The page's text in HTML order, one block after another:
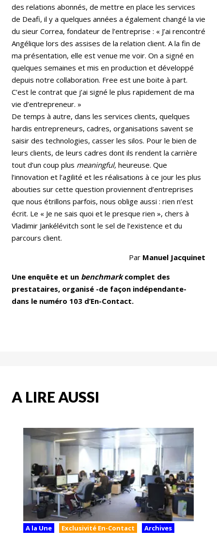
des relations abonnés, de mettre en place les services
de Deafi, il y a quelques années a également changé la vie
du sieur Correa, fondateur de l’entreprise : « J’ai rencontré
Angélique lors des assises de la relation client. A la fin de
ma présentation, elle est venue me voir. On a signé en
quelques semaines et mis en production et développé
depuis notre collaboration. Free est une boite à part.
C’est le contrat que j’ai signé le plus rapidement de ma
vie d’entrepreneur. »
De temps à autre, dans les services clients, quelques
hardis entrepreneurs, cadres, organisations savent se
saisir des technologies, casser les silos. Pour le bien de
leurs clients, de leurs cadres dont ils rendent la carrière
tout d’un coup plus meaningful, heureuse. Que
l’innovation et l’agilité et les réalisations à ce jour les plus
abouties sur cette question proviennent d’entreprises
que nous étrillons parfois, nous oblige aussi : rien n’est
écrit. Le « Je ne sais quoi et le presque rien », chers à
Vladimir Jankélévitch sont le sel de l’existence et du
parcours client.
Par Manuel Jacquinet
Une enquête et un benchmarkcomplet des
prestataires, organisé -de façon indépendante-
dans le numéro 103 d’En-Contact.
A LIRE AUSSI
A la Une Exclusivité En-Contact Archives